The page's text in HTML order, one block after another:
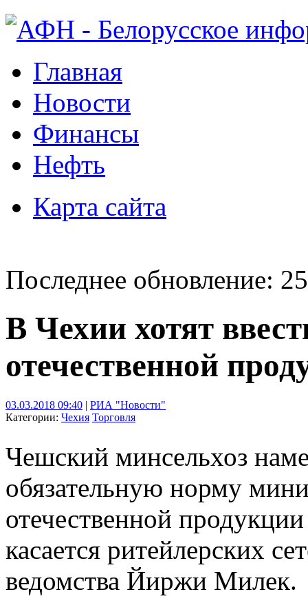
Главная
Новости
Финансы
Нефть
Карта сайта
Последнее обновление:
В Чехии хотят
отечественной
03.03.2018 09:40 | РИА "Новости"
Категории: Чехия Торговля
Чешский минсельхоз
обязательную норму
отечественной
касается ритейлерских
ведомства Йиржи Милек.